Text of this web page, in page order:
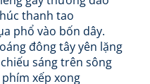
thanh tao
phổ vào bốn dây.
đông tây yên lặng
sáng trên sông
xếp xong